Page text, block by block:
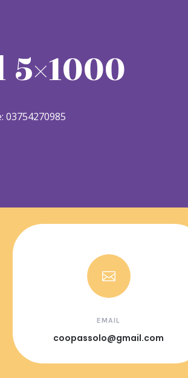
03754270985

EMAIL
coopassolo@gmail.com